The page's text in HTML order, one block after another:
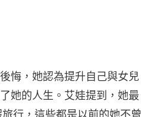
悔，她認為提升自己與女兒
她的人生。艾娃提到，她最
行，這些都是以前的她不曾